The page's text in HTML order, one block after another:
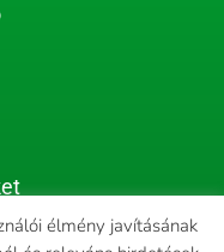
élmény javításának